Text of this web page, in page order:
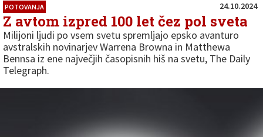
POTOVANJA 24.10.2024
Z avtom izpred 100 let čez pol sveta
Milijoni ljudi po vsem svetu spremljajo epsko avanturo
avstralskih novinarjev Warrena Browna in Matthewa
Bennsa iz ene največjih časopisnih hiš na svetu, The Daily
Telegraph.